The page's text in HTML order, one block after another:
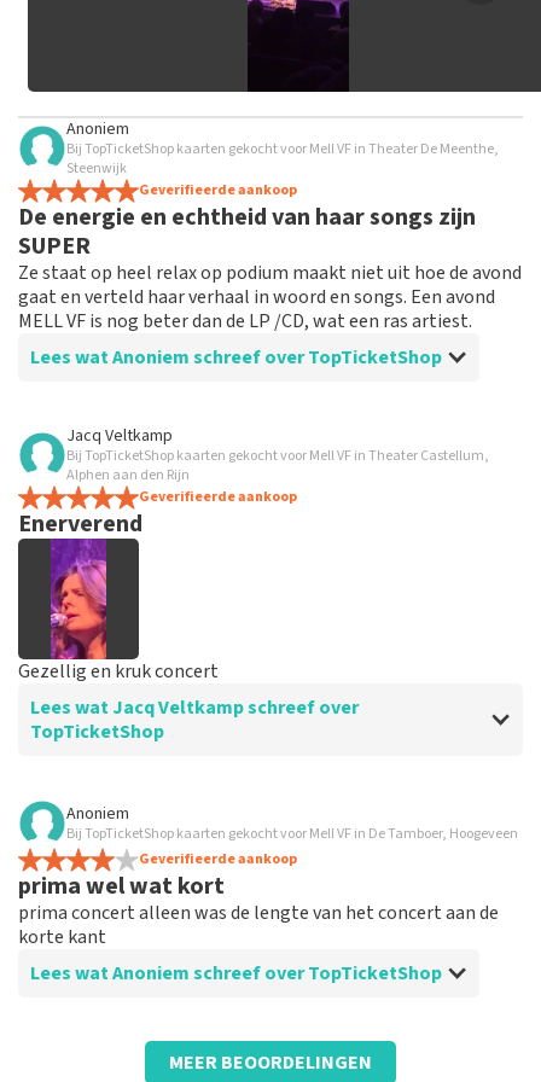
Anoniem
Bij TopTicketShop kaarten gekocht voor Mell VF in Theater De Meenthe,
Steenwijk
Geverifieerde aankoop
De energie en echtheid van haar songs zijn
SUPER
Ze staat op heel relax op podium maakt niet uit hoe de avond
gaat en verteld haar verhaal in woord en songs. Een avond
MELL VF is nog beter dan de LP /CD, wat een ras artiest.
Lees wat Anoniem schreef over TopTicketShop
Beoordeling van Anoniem over
Eenvoudig / Makkel / Snel
Jacq Veltkamp
Bij TopTicketShop kaarten gekocht voor Mell VF in Theater Castellum,
Alphen aan den Rijn
Geverifieerde aankoop
Enerverend
Gezellig en kruk concert
Lees wat Jacq Veltkamp schreef over
TopTicketShop
Beoordeling van Jacq Veltkamp over
geweldig
Anoniem
Bij TopTicketShop kaarten gekocht voor Mell VF in De Tamboer, Hoogeveen
Geverifieerde aankoop
prima wel wat kort
prima concert alleen was de lengte van het concert aan de
korte kant
Lees wat Anoniem schreef over TopTicketShop
Beoordeling van Anoniem overTopTicketShop
MEER BEOORDELINGEN